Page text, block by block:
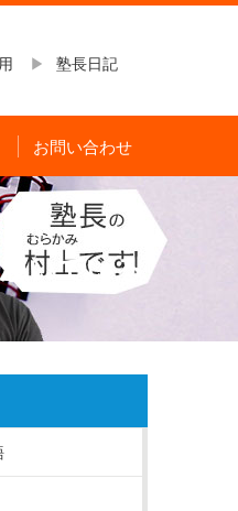
塾長日記
お問い合わせ
いでいる